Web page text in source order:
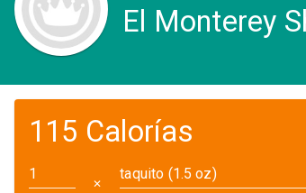
El Monterey
115 Calorías
✕
taquito (1.5 oz)